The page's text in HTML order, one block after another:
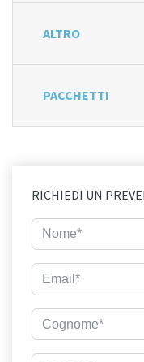
ALTRO
PACCHETTI
RICHIEDI UN